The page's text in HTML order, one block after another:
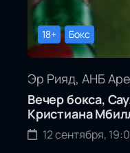
18+ Бокс
Эр Рияд, АНБ
Вечер бокса,
Кристиана
12 сентября,